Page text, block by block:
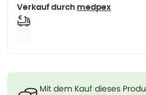
Verkauf durch medpex
Mit dem Kauf dieses